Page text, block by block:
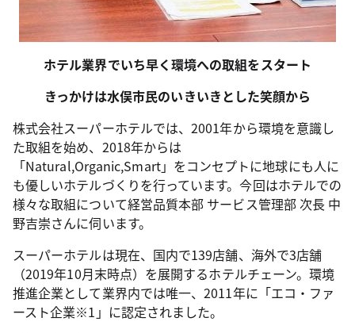
ホテル業界でいち早く環境への取組をスタート
きっかけは水俣市民のいきいきとした笑顔から
株式会社スーパーホテルでは、2001年から環境を意識し
た取組を始め、2018年からは
「Natural,Organic,Smart」をコンセプトに地球にも人に
も優しいホテルづくりを行っています。今回はホテルでの
様々な取組について経営品質本部 サービス管理部 次長 中
野吉崇さんに伺います。
スーパーホテルは現在、国内で139店舗、海外で3店舗
（2019年10月末時点）を展開するホテルチェーン。環境
推進企業として業界内では唯一、2011年に「エコ・ファ
ースト企業※1」に認定されました。